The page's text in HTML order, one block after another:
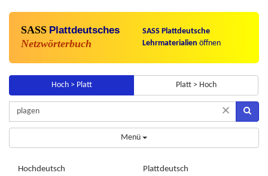
SASS Plattdeutsches
Netzwörterbuch
SASS Plattdeutsche
Lehrmaterialien öffnen
Hoch > Platt Platt > Hoch
×
Menü
Hochdeutsch Plattdeutsch